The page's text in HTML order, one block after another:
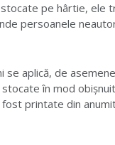
pe hârtie, ele
persoanele
se aplică, de
în mod
printate din